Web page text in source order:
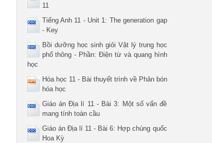
11
Tiếng Anh 11 - Unit 1: The generation gap
- Key
Bồi dưỡng học sinh giỏi Vật lý trung học
phổ thông - Phần: Điện từ và quang hình
học
Hóa học 11 - Bài thuyết trình về Phân bón
hóa học
Giáo án Địa lí 11 - Bài 3: Một số vấn đề
mang tính toàn cầu
Giáo án Địa lí 11 - Bài 6: Hợp chúng quốc
Hoa Kỳ